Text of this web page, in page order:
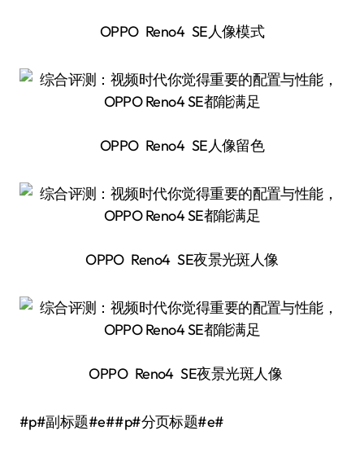
OPPO Reno4 SE人像模式
OPPO Reno4 SE人像留色
OPPO Reno4 SE夜景光斑人像
OPPO Reno4 SE夜景光斑人像
#p#副标题#e##p#分页标题#e#